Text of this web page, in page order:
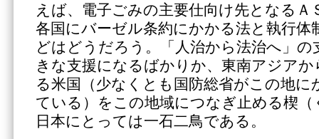
えば、電子ごみの主要仕向け先となるＡ
各国にバーゼル条約にかかる法と執行体
どはどうだろう。「人治から法治へ」の
きな支援になるばかりか、東南アジア
る米国（少なくとも国防総省がこの地に
ている）をこの地域につなぎ止める楔
日本にとっては一石二鳥である。